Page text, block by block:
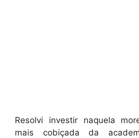
Resolvi investir naquela
mais cobiçada da